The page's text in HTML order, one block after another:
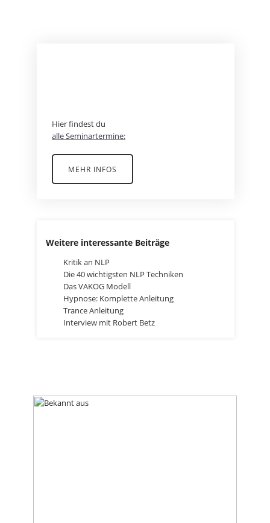
Hier findest du
alle Seminartermine:
MEHR INFOS
Weitere interessante Beiträge
Kritik an NLP
Die 40 wichtigsten NLP Techniken
Das VAKOG Modell
Hypnose: Komplette Anleitung
Trance Anleitung
Interview mit Robert Betz